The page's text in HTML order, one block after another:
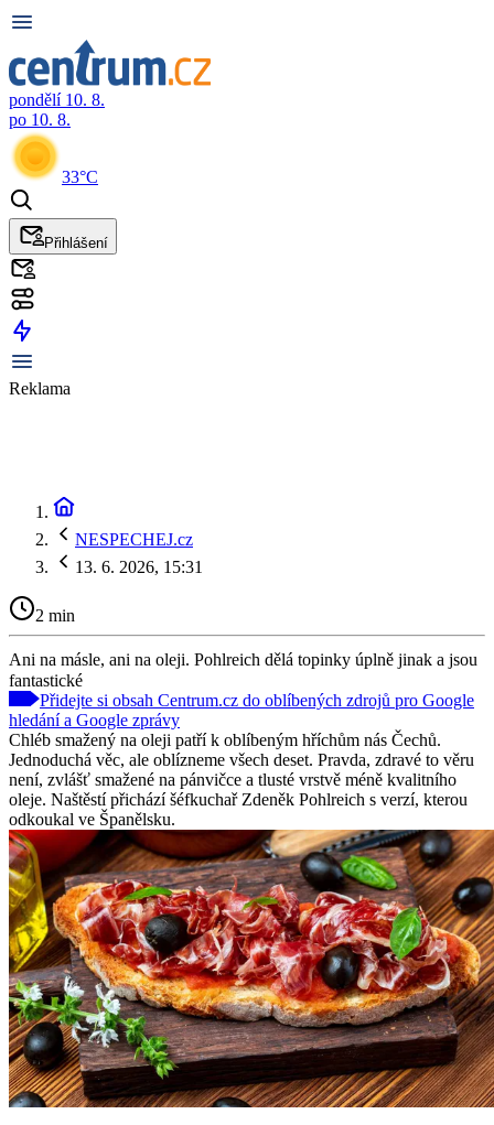
pondělí 10. 8.
po 10. 8.
33°C
Přihlášení
Reklama
NESPECHEJ.cz
13. 6. 2026, 15:31
2 min
Ani na másle, ani na oleji. Pohlreich dělá topinky úplně jinak a jsou
fantastické
Přidejte si obsah Centrum.cz do oblíbených zdrojů pro Google
hledání a Google zprávy
Chléb smažený na oleji patří k oblíbeným hříchům nás Čechů.
Jednoduchá věc, ale oblízneme všech deset. Pravda, zdravé to věru
není, zvlášť smažené na pánvičce a tlusté vrstvě méně kvalitního
oleje. Naštěstí přichází šéfkuchař Zdeněk Pohlreich s verzí, kterou
odkoukal ve Španělsku.